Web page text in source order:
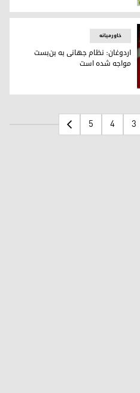
موقت سوریه
ترکیه
خاورمیانه
اردوغان: نظام جهانی به بن‌بست
مواجه شده است
3
4
5